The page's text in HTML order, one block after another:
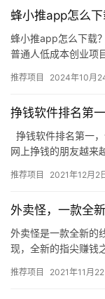
蜂小推app怎么
蜂小推app怎么下载
普通人低成本创业项
推荐项目 2024年10月
挣钱软件排名第
挣钱软件排名第一
网上挣钱的朋友越来
在…
推荐项目 2021年12月2
外卖怪，一款全
外卖怪是一款全新的
现，全新的指尖赚钱
成，下级…
推荐项目 2021年11月22